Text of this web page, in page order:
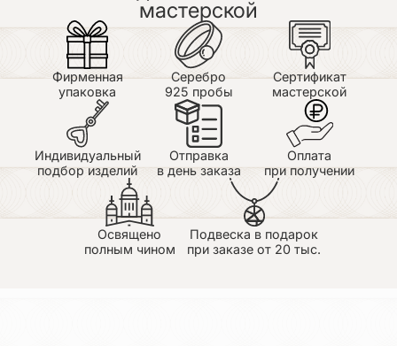
мастерской
Фирменная
упаковка
Серебро
925 пробы
Сертификат
мастерской
Индивидуальный
подбор изделий
Отправка
в день заказа
Оплата
при получении
Освящено
полным чином
Подвеска в подарок
при заказе от 20 тыс.